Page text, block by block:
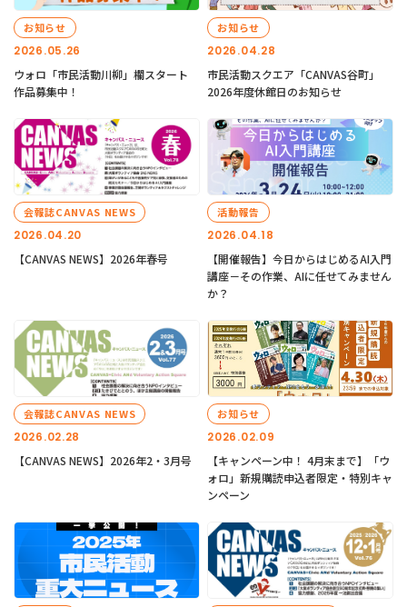
2026.05.26
お知らせ
ウォロ「市民活動川柳」欄スタート
作品募集中！
2026.04.28
お知らせ
市民活動スクエア「CANVAS谷町」
2026年度休館日のお知らせ
2026.04.20
会報誌CANVAS NEWS
【CANVAS NEWS】2026年春号
2026.04.18
活動報告
【開催報告】今日からはじめるAI入門
講座－その作業、AIに任せてみません
か？
2026.02.28
会報誌CANVAS NEWS
【CANVAS NEWS】2026年2・3月号
2026.02.09
お知らせ
【キャンペーン中！ 4月末まで】「ウ
ォロ」新規購読申込者限定・特別キャ
ンペーン